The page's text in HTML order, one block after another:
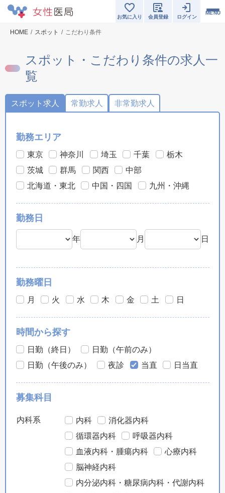
MENU
お気に入り 会員登録 ログイン
HOME スポット こだわり条件
スポット・こだわり条件の求人一
覧
スポット求人 常勤求人 非常勤求人
勤務エリア
東京 神奈川 埼玉 千葉
栃木
茨城
群馬 関西
中部
北海道・東北
中国・四国 九州・沖縄
勤務日
年 月 日
勤務曜日
月 火 水 木 金 土 日
時間から探す
日勤（終日）
日勤（午前のみ）
日勤（午後のみ）
夜診 当直 日当直
募集科目
内科系 内科
消化器内科
循環器内科
呼吸器内科
血液内科・腫瘍内科
心療内科
脳神経内科
内分泌内科・糖尿病内科・代謝内科